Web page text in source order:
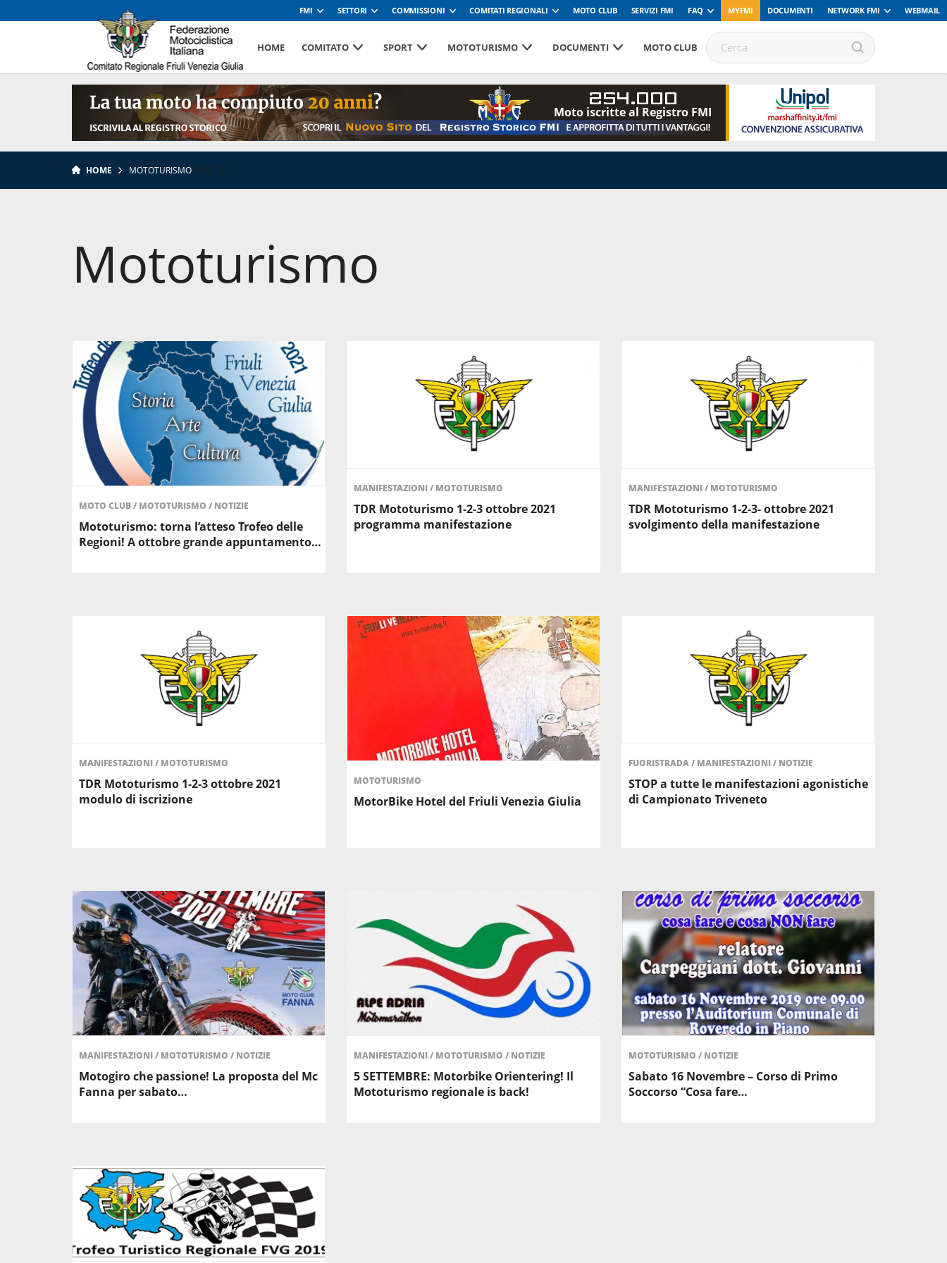
FMI SETTORI COMMISSIONI COMITATI REGIONALI MOTO CLUB SERVIZI FMI FAQ MYFMI DOCUMENTI NETWORK FMI WEBMAIL
HOME COMITATO SPORT MOTOTURISMO DOCUMENTI MOTO CLUB
254.000
Moto iscritte al Registro FMI
HOME MOTOTURISMO(PAGE 2)
Mototurismo
MOTO CLUB/ MOTOTURISMO / NOTIZIE
Mototurismo: torna l’atteso Trofeo delle
Regioni! A ottobre grande appuntamento…
MANIFESTAZIONI/ MOTOTURISMO
TDR Mototurismo 1-2-3 ottobre 2021
programma manifestazione
MANIFESTAZIONI/ MOTOTURISMO
TDR Mototurismo 1-2-3- ottobre 2021
svolgimento della manifestazione
MANIFESTAZIONI/ MOTOTURISMO
TDR Mototurismo 1-2-3 ottobre 2021
modulo di iscrizione
MOTOTURISMO
MotorBike Hotel del Friuli Venezia Giulia
FUORISTRADA/ MANIFESTAZIONI/ NOTIZIE
STOP a tutte le manifestazioni agonistiche
di Campionato Triveneto
MANIFESTAZIONI/ MOTOTURISMO / NOTIZIE
Motogiro che passione! La proposta del Mc
Fanna per sabato…
MANIFESTAZIONI/ MOTOTURISMO / NOTIZIE
5 SETTEMBRE: Motorbike Orientering! Il
Mototurismo regionale is back!
MOTOTURISMO / NOTIZIE
Sabato 16 Novembre – Corso di Primo
Soccorso “Cosa fare…